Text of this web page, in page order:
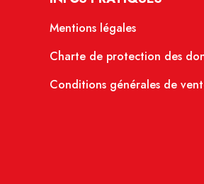
Mentions légales
Charte de protection des
Conditions générales de